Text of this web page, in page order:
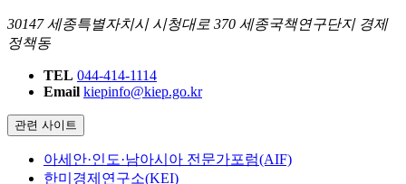
30147 세종특별자치시 시청대로 370 세종국책연구단지 경제
정책동
TEL 044-414-1114
Email kiepinfo@kiep.go.kr
관련 사이트
아세안·인도·남아시아 전문가포럼(AIF)
한미경제연구소(KEI)